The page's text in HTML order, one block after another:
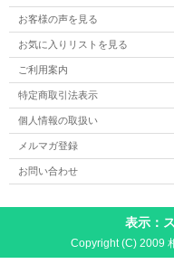
お客様の声を見る
お気に入りリストを見る
ご利用案内
特定商取引法表示
個人情報の取扱い
メルマガ登録
お問い合わせ
表示：
Copyright (C) 2009